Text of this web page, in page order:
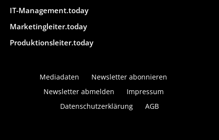
IT-Management.today
Marketingleiter.today
Produktionsleiter.today
Mediadaten
Newsletter abonnieren
Newsletter abmelden
Impressum
Datenschutzerklärung
AGB